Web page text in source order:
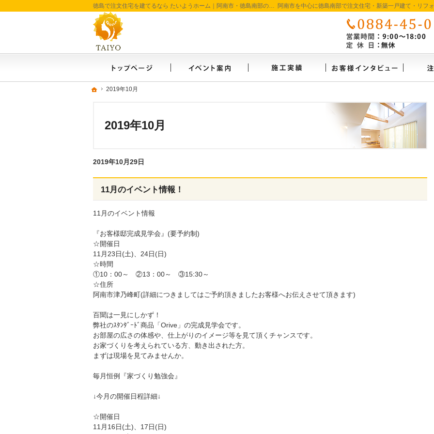
ホーム
2019年10月
2019年10月
徳島で注文住宅を建てるなら たいようホーム｜阿南市・徳島南部の地域密着工務店
2019年10月29日
11月のイベント情報！
11月のイベント情報
『お客様邸完成見学会』(要予約制)
☆開催日
11月23日(土)、24日(日)
☆時間
①10：00～ ②13：00～ ③15:30～
☆住所
阿南市津乃峰町(詳細につきましてはご予約頂きましたお客様へお伝えさせて頂きます)
百聞は一見にしかず！
弊社のｽﾀﾝﾀﾞｰﾄﾞ商品「Orive」の完成見学会です。
お部屋の広さの体感や、仕上がりのイメージ等を見て頂くチャンスです。
お家づくりを考えられている方、動き出された方。
まずは現場を見てみませんか。
毎月恒例『家づくり勉強会』
↓今月の開催日程詳細↓
☆開催日
11月16日(土)、17日(日)
ホーム
2019年10月